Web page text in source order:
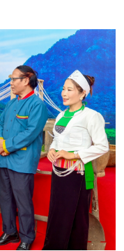
nghiệp & Biển đảo
nghiệp & Biển
vàng
đảo Việt Nam
tình biên giới và hải
hiểu biển, đảo Việt